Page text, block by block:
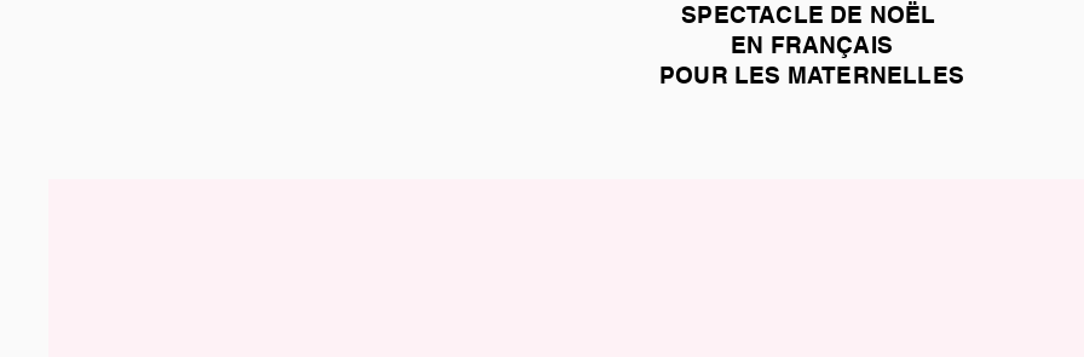
SPECTACLE DE NOËL
EN FRANÇAIS
POUR LES MATERNELLES